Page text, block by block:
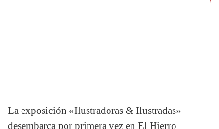
La exposición «Ilustradoras & Ilustradas»
desembarca por primera vez en El Hierro